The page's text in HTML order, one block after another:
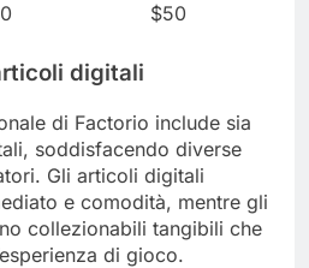
$50
digitali
di Factorio include sia
soddisfacendo diverse
Gli articoli digitali
e comodità, mentre gli
collezionabili tangibili che
di gioco.